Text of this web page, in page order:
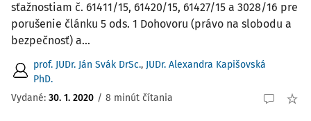
sťažnostiam č. 61411/15, 61420/15, 61427/15 a 3028/16 pre
porušenie článku 5 ods. 1 Dohovoru (právo na slobodu a
bezpečnosť) a...
prof. JUDr. Ján Svák DrSc., JUDr. Alexandra Kapišovská
PhD.
Vydané: 30. 1. 2020 / 8 minút čítania